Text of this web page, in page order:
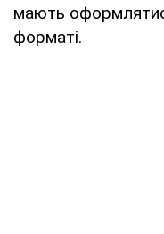
мають
форматі.